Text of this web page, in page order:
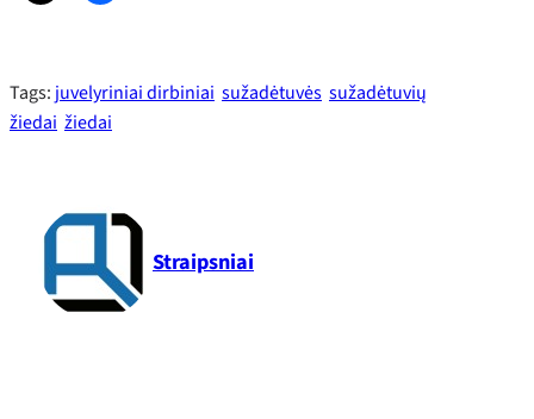
Tags: juvelyriniai dirbiniai sužadėtuvės sužadėtuvių
žiedai žiedai
Straipsniai